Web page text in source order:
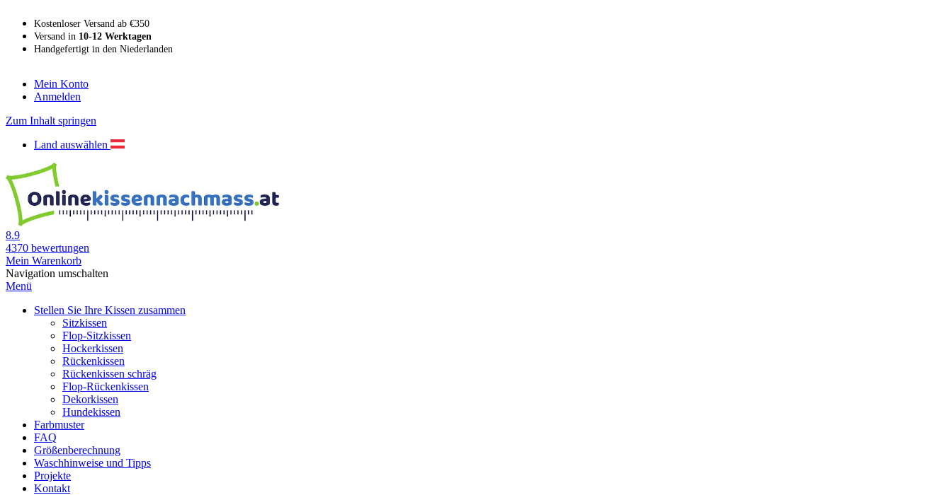
Kostenloser Versand ab €350
Versand in 10-12 Werktagen
Handgefertigt in den Niederlanden
Mein Konto
Anmelden
Zum Inhalt springen
Land auswählen
8.9
4370 bewertungen
Mein Warenkorb
Navigation umschalten
Menü
Stellen Sie Ihre Kissen zusammen
Sitzkissen
Flop-Sitzkissen
Hockerkissen
Rückenkissen
Rückenkissen schräg
Flop-Rückenkissen
Dekorkissen
Hundekissen
Farbmuster
FAQ
Größenberechnung
Waschhinweise und Tipps
Projekte
Kontakt